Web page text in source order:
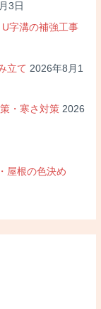
3日
字溝の補強工事
立て 2026年8月1
・寒さ対策 2026
屋根の色決め